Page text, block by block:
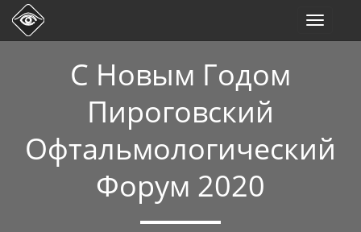
С Новым Годом
Пироговский
Офтальмологический
Форум 2020
Toggle